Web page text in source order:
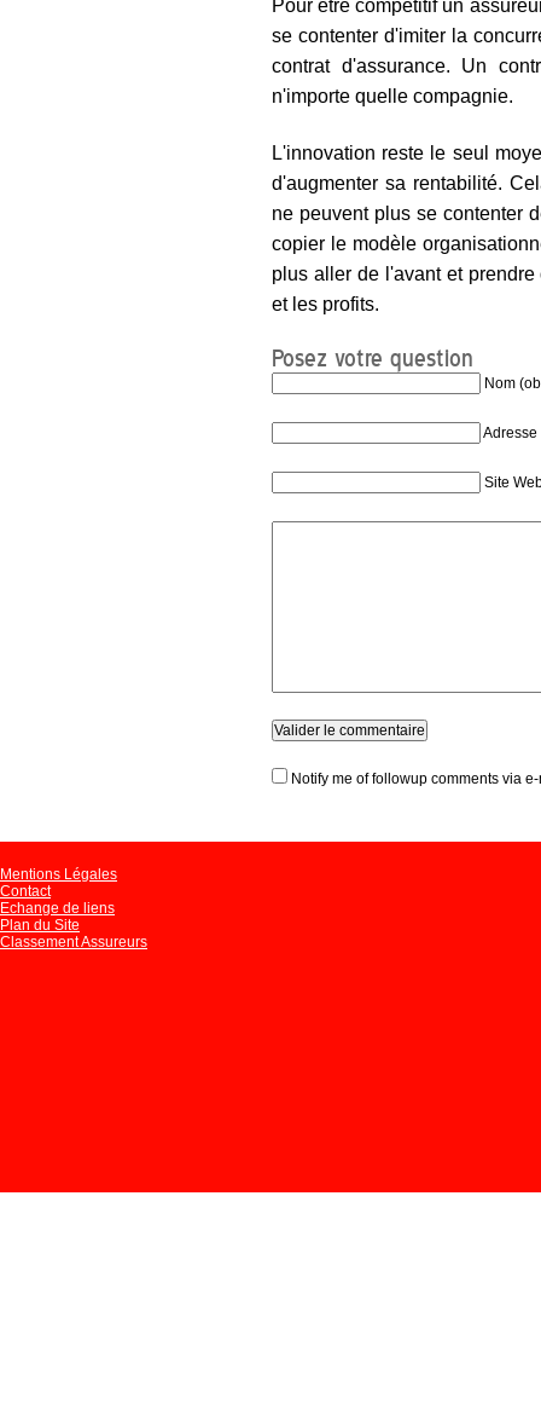
Pour être compétitif un
se contenter d'imiter la
contrat d'assurance. Un
n'importe quelle compagnie.
L'innovation reste le seul
d'augmenter sa rentabilité.
ne peuvent plus se contenter
copier le modèle
plus aller de l'avant et
et les profits.
Posez votre question
Nom
Site
Notify me of followup comments via
Mentions Légales
Contact
Echange de liens
Plan du Site
Classement Assureurs